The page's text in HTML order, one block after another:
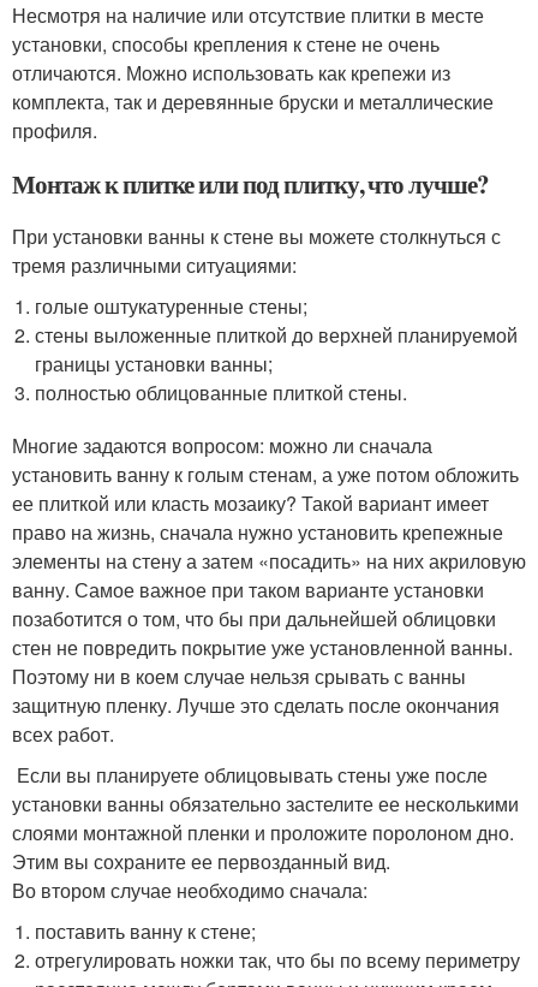
Несмотря на наличие или отсутствие плитки в месте
установки, способы крепления к стене не очень
отличаются. Можно использовать как крепежи из
комплекта, так и деревянные бруски и металлические
профиля.
Монтаж к плитке или под плитку, что лучше?
При установки ванны к стене вы можете столкнуться с
тремя различными ситуациями:
голые оштукатуренные стены;
стены выложенные плиткой до верхней планируемой
границы установки ванны;
полностью облицованные плиткой стены.
Многие задаются вопросом: можно ли сначала
установить ванну к голым стенам, а уже потом обложить
ее плиткой или класть мозаику? Такой вариант имеет
право на жизнь, сначала нужно установить крепежные
элементы на стену а затем «посадить» на них акриловую
ванну. Самое важное при таком варианте установки
позаботится о том, что бы при дальнейшей облицовки
стен не повредить покрытие уже установленной ванны.
Поэтому ни в коем случае нельзя срывать с ванны
защитную пленку. Лучше это сделать после окончания
всех работ.
Если вы планируете облицовывать стены уже после
установки ванны обязательно застелите ее несколькими
слоями монтажной пленки и проложите поролоном дно.
Этим вы сохраните ее первозданный вид.
Во втором случае необходимо сначала:
поставить ванну к стене;
отрегулировать ножки так, что бы по всему периметру